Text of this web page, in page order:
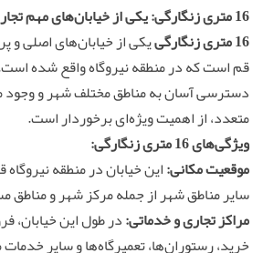
16 متری زنگارگی: یکی از خیابان‌های مهم تجاری شهر قم
16 متری زنگارگی
یکی از خیابان‌های اصلی و
قم است که در منطقه نیروگاه واقع شده
دسترسی آسان به مناطق مختلف شهر و وجود
متعدد، از اهمیت ویژه‌ای برخوردار است.
ویژگی‌های 16 متری زنگارگی:
موقعیت مکانی:این خیابان در منطقه
سایر مناطق شهر از جمله مرکز شهر و
مراکز تجاری و خدماتی:در طول این خیابان،
خرید، رستوران‌ها، تعمیرگاه‌ها و سایر